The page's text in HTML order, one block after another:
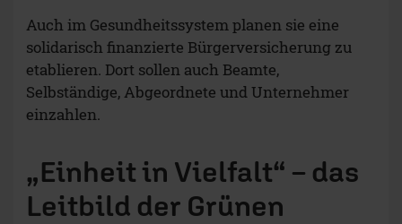
Auch im Gesundheitssystem planen sie eine
solidarisch finanzierte Bürgerversicherung zu
etablieren. Dort sollen auch Beamte,
Selbständige, Abgeordnete und Unternehmer
einzahlen.
„Einheit in Vielfalt“ – das
Leitbild der Grünen